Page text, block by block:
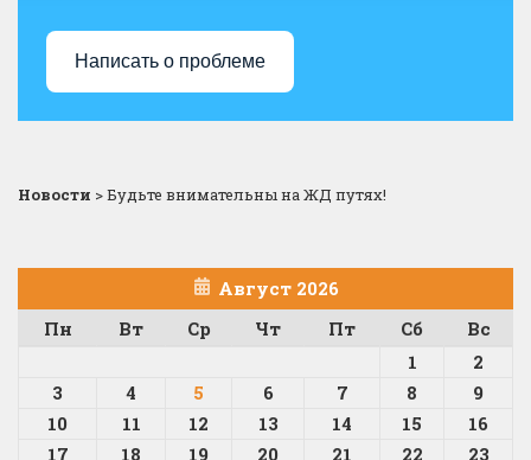
Написать о проблеме
Новости >Будьте внимательны на ЖД путях!
Август 2026
Пн
Вт Ср Чт Пт Сб
Вс
1
2
3
4 5 6 7 8
9
10
11 12 13 14 15
16
17
18 19 20 21 22
23